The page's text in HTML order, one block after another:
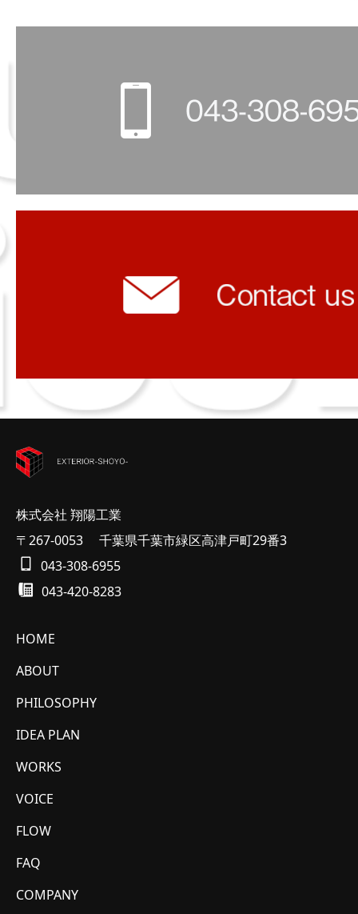
株式会社 翔陽工業
〒267-0053 千葉県千葉市緑区高津戸町29番3
043-308-6955
043-420-8283
HOME
ABOUT
PHILOSOPHY
IDEA PLAN
WORKS
VOICE
FLOW
FAQ
COMPANY